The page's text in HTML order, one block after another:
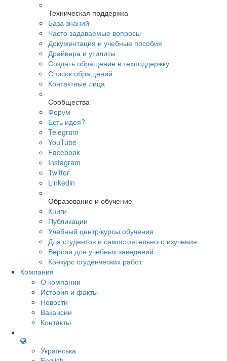
Техническая поддержка
База знаний
Часто задаваемые вопросы
Документация и учебные пособия
Драйвера и утилиты
Создать обращение в техподдержку
Список обращений
Контактные лица
Сообщества
Форум
Есть идея?
Telegram
YouTube
Facebook
Instagram
Twitter
Linkedin
Образование и обучение
Книги
Публикации
Учебный центр/курсы обучения
Для студентов и самостоятельного изучения
Версия для учебных заведений
Конкурс студенческих работ
Компания
О компании
История и факты
Новости
Вакансии
Контакты
Українська